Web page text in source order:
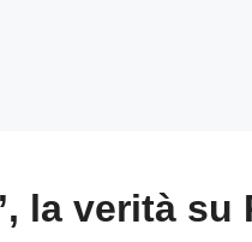
la verità su